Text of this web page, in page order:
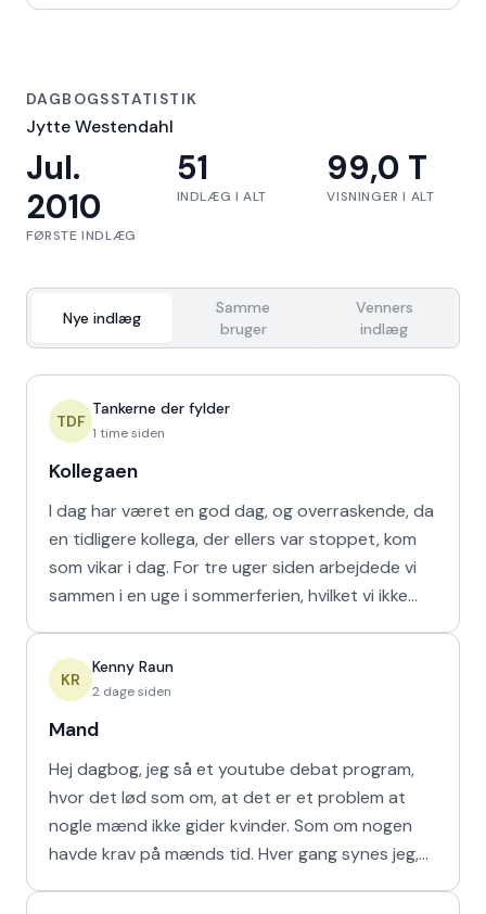
DAGBOGSSTATISTIK
Jytte Westendahl
Jul.
2010
FØRSTE INDLÆG
51
INDLÆG I ALT
99,0 T
VISNINGER I ALT
Nye indlæg
Samme
bruger
Venners
indlæg
TDF
Tankerne der fylder
1 time siden
Kollegaen
I dag har været en god dag, og overraskende, da
en tidligere kollega, der ellers var stoppet, kom
som vikar i dag. For tre uger siden arbejdede vi
sammen i en uge i sommerferien, hvilket vi ikke
KR
Kenny Raun
2 dage siden
Mand
Hej dagbog, jeg så et youtube debat program,
hvor det lød som om, at det er et problem at
nogle mænd ikke gider kvinder. Som om nogen
havde krav på mænds tid. Hver gang synes jeg,